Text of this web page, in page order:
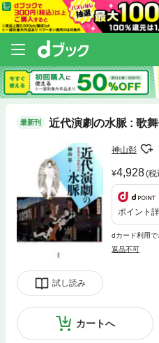
最新刊 近代演劇の水脈 : 歌
試し読み
神山彰
4,928(税
ポイント
dカード利用
返品不可
カートへ